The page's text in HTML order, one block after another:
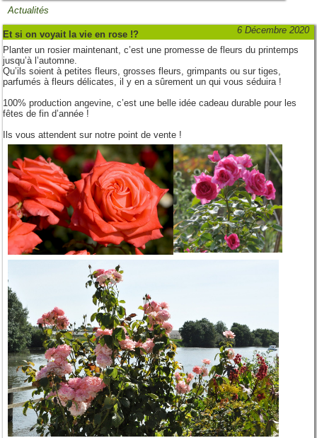
Actualités
6 Décembre 2020
Et si on voyait la vie en rose !?
Planter un rosier maintenant, c’est une promesse de fleurs du printemps
jusqu’à l’automne.
Qu’ils soient à petites fleurs, grosses fleurs, grimpants ou sur tiges,
parfumés à fleurs délicates, il y en a sûrement un qui vous séduira !
100% production angevine, c’est une belle idée cadeau durable pour les
fêtes de fin d’année !
Ils vous attendent sur notre point de vente !